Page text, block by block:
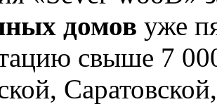
домов уже
свыше 7